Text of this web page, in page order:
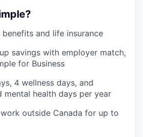
and life insurance
savings with employer match,
for Business
4 wellness days, and
mental health days per year
outside Canada for up to